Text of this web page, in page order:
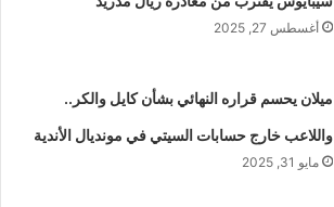
أغسطس 27, 2025
ميلان يحسم قراره النهائي بشأن كايل والكر..
واللاعب خارج حسابات السيتي في مونديال الأندية
مايو 31, 2025